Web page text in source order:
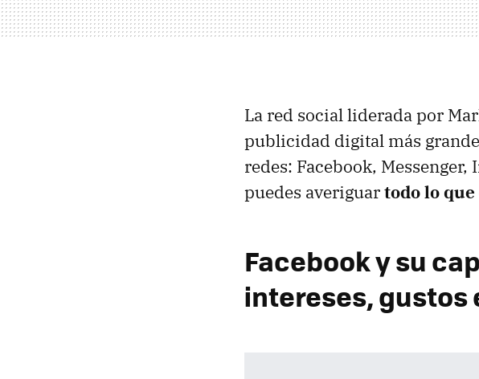
La red social liderada por
publicidad digital más
redes: Facebook,
puedes averiguartodo lo
Facebook y su
intereses, gustos